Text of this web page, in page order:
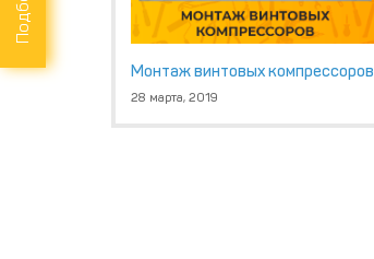
Монтаж винтовых компрессоров
28 марта, 2019